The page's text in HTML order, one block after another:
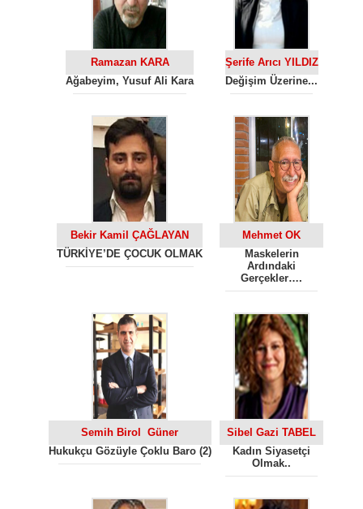
Ramazan KARA
Ağabeyim, Yusuf Ali Kara
Şerife Arıcı YILDIZ
Değişim Üzerine...
Bekir Kamil ÇAĞLAYAN
TÜRKİYE’DE ÇOCUK OLMAK
Mehmet OK
Maskelerin
Ardındaki
Gerçekler….
Semih Birol Güner
Hukukçu Gözüyle Çoklu Baro (2)
Sibel Gazi TABEL
Kadın Siyasetçi
Olmak..